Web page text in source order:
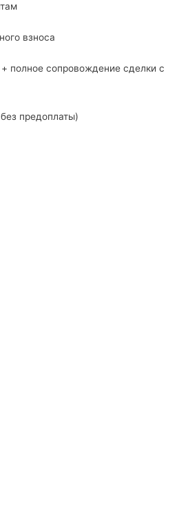
взноса
полное сопровождение сделки с
предоплаты)